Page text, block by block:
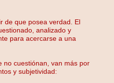
de que posea verdad. El
analizado y
para acercarse a una
no cuestiónan, van más por
y subjetividad: